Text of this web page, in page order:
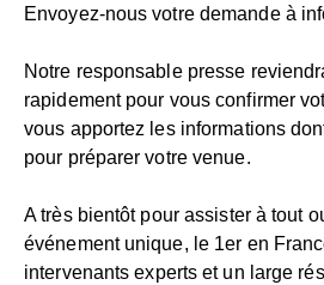
Envoyez-nous votre demande à
Notre responsable presse
rapidement pour vous confirmer
vous apportez les informations
pour préparer votre venue.
A très bientôt pour assister à tout
événement unique, le 1er en
intervenants experts et un large